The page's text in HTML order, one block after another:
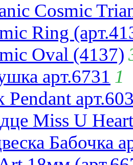
Cosmic
Ring
Oval (4137)
арт.6731 1
Pendant
Miss U
Бабочка